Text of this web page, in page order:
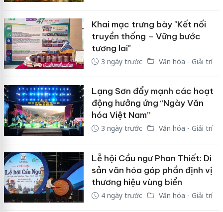
Khai mạc trưng bày "Kết nối
truyền thống – Vững bước
tương lai"
3 ngày trước Văn hóa - Giải trí
Lạng Sơn đẩy mạnh các hoạt
động hưởng ứng “Ngày Văn
hóa Việt Nam”
3 ngày trước Văn hóa - Giải trí
Lễ hội Cầu ngư Phan Thiết: Di
sản văn hóa góp phần định vị
thương hiệu vùng biển
4 ngày trước Văn hóa - Giải trí